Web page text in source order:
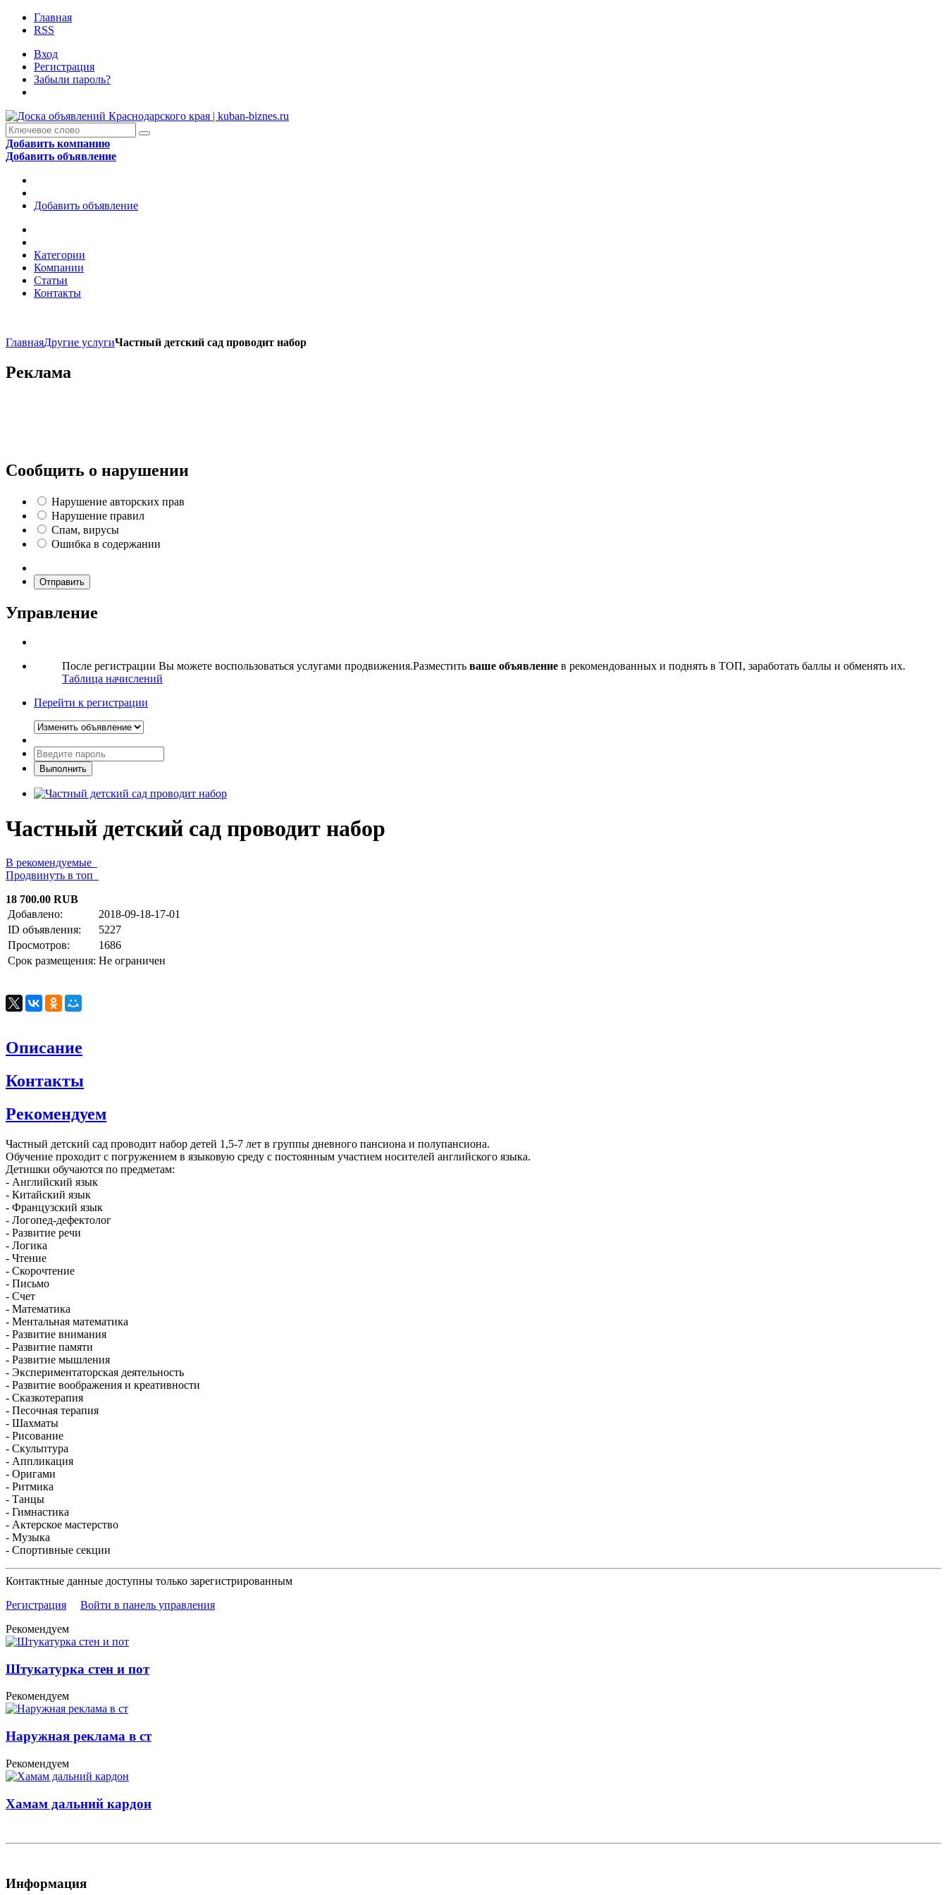
Главная
RSS
Вход
Регистрация
Забыли пароль?
Добавить компанию
Добавить объявление
Добавить объявление
Категории
Компании
Статьи
Контакты
ГлавнаяДругие услугиЧастный детский сад проводит набор
Реклама
Сообщить о нарушении
Нарушение авторских прав
Нарушение правил
Спам, вирусы
Ошибка в содержании
Отправить
Управление
После регистрации Вы можете воспользоваться услугами продвижения.Разместить ваше объявление в рекомендованных и поднять в ТОП, заработать баллы и обменять их.
Таблица начислений
Перейти к регистрации
Частный детский сад проводит набор
В рекомендуемые
Продвинуть в топ
18 700.00 RUB
Добавлено:
2018-09-18-17-01
ID объявления:
5227
Просмотров:
1686
Срок размещения: Не ограничен
Описание
Контакты
Рекомендуем
Частный детский сад проводит набор детей 1,5-7 лет в группы дневного пансиона и полупансиона.
Обучение проходит с погружением в языковую среду с постоянным участием носителей английского языка.
Детишки обучаются по предметам:
- Английский язык
- Китайский язык
- Французский язык
- Логопед-дефектолог
- Развитие речи
- Логика
- Чтение
- Скорочтение
- Письмо
- Счет
- Математика
- Ментальная математика
- Развитие внимания
- Развитие памяти
- Развитие мышления
- Экспериментаторская деятельность
- Развитие воображения и креативности
- Сказкотерапия
- Песочная терапия
- Шахматы
- Рисование
- Скульптура
- Аппликация
- Оригами
- Ритмика
- Танцы
- Гимнастика
- Актерское мастерство
- Музыка
- Спортивные секции
Контактные данные доступны только зарегистрированным
Регистрация
Войти в панель управления
Рекомендуем
Штукатурка стен и пот
Рекомендуем
Наружная реклама в ст
Рекомендуем
Хамам дальний кардон
Информация